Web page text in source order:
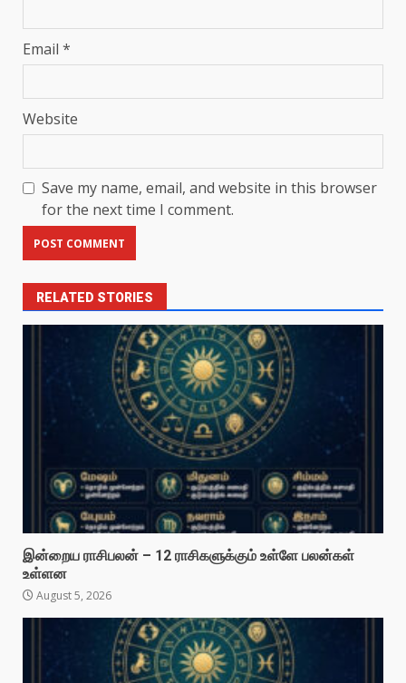
Email *
Website
Save my name, email, and website in this browser
for the next time I comment.
RELATED STORIES
இன்றைய ராசிபலன் – 12 ராசிகளுக்கும் உள்ளே பலன்கள்
உள்ளன
August 5, 2026